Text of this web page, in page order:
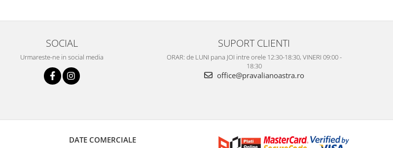
SOCIAL
Urmareste-ne in social media
SUPORT CLIENTI
ORAR: de LUNI pana JOI intre orele 12:30-18:30, VINERI 09:00 -
18:30
office@pravalianoastra.ro
DATE COMERCIALE